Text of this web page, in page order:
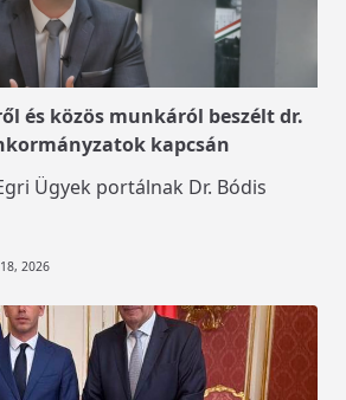
és közös munkáról beszélt dr.
kapcsán
Ügyek portálnak Dr. Bódis
2026